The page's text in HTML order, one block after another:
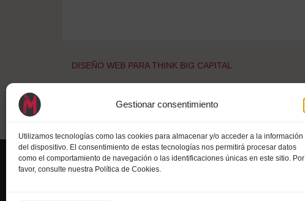
Gestionar consentimiento
Utilizamos tecnologías como las cookies para almacenar y/o acceder a la información
del dispositivo. El consentimiento de estas tecnologías nos permitirá procesar datos
como el comportamiento de navegación o las identificaciones únicas en este sitio. Por
favor, consulte nuestra Política de Cookies.
Navegación
entradas
DISEÑO WEB PARA THINK BIG CAPITAL